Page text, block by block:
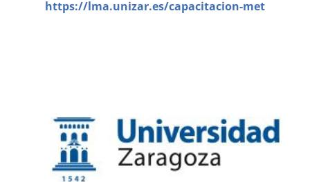
https://lma.unizar.es/capacitacion-met